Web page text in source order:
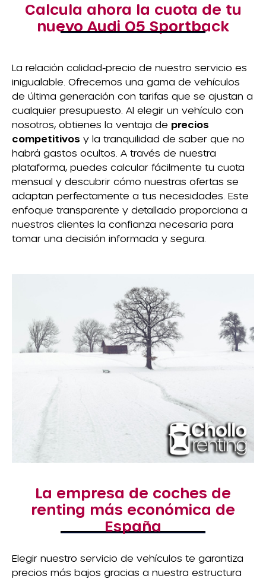
Calcula ahora la cuota de tu
nuevo Audi Q5 Sportback
La relación calidad-precio de nuestro servicio es
inigualable. Ofrecemos una gama de vehículos
de última generación con tarifas que se ajustan a
cualquier presupuesto. Al elegir un vehículo con
nosotros, obtienes la ventaja de precios
competitivos y la tranquilidad de saber que no
habrá gastos ocultos. A través de nuestra
plataforma, puedes calcular fácilmente tu cuota
mensual y descubrir cómo nuestras ofertas se
adaptan perfectamente a tus necesidades. Este
enfoque transparente y detallado proporciona a
nuestros clientes la confianza necesaria para
tomar una decisión informada y segura.
La empresa de coches de
renting más económica de
España
Elegir nuestro servicio de vehículos te garantiza
precios más bajos gracias a nuestra estructura